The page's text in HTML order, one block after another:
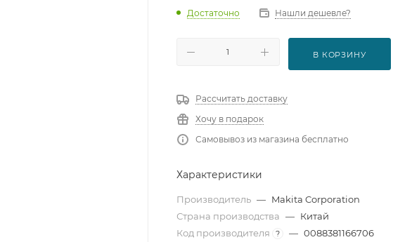
Достаточно Нашли дешевле?
В КОРЗИНУ
Рассчитать доставку
Хочу в подарок
Самовывоз из магазина бесплатно
Характеристики
Производитель — Makita Corporation
Страна производства — Китай
Код производителя
? — 0088381166706